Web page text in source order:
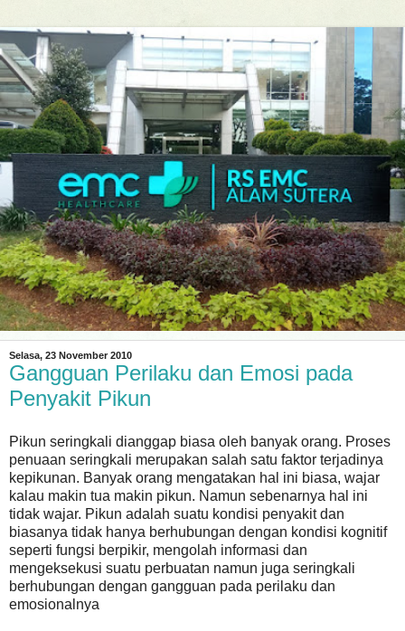
Selasa, 23 November 2010
Gangguan Perilaku dan Emosi pada
Penyakit Pikun
Pikun seringkali dianggap biasa oleh banyak orang. Proses
penuaan seringkali merupakan salah satu faktor terjadinya
kepikunan. Banyak orang mengatakan hal ini biasa, wajar
kalau makin tua makin pikun. Namun sebenarnya hal ini
tidak wajar. Pikun adalah suatu kondisi penyakit dan
biasanya tidak hanya berhubungan dengan kondisi kognitif
seperti fungsi berpikir, mengolah informasi dan
mengeksekusi suatu perbuatan namun juga seringkali
berhubungan dengan gangguan pada perilaku dan
emosionalnya